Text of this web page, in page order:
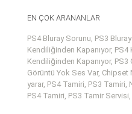
EN ÇOK ARANANLAR
PS4 Bluray Sorunu, PS3
Kendiliğinden Kapanıyor, PS4
Kendiliğinden Kapanıyor, PS3
Görüntü Yok Ses Var, Chipset
yarar, PS4 Tamiri, PS3
PS4 Tamiri, PS3 Tamir